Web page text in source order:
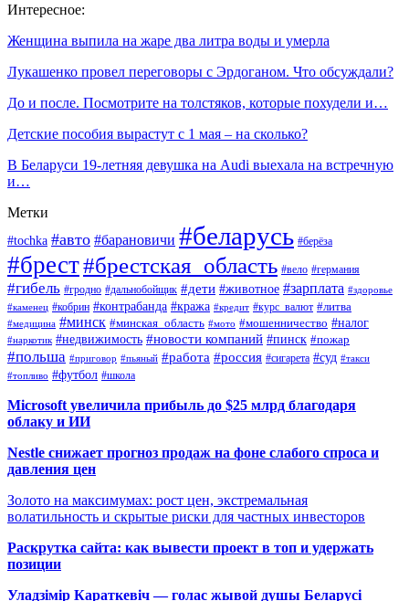
Интересное:
Женщина выпила на жаре два литра воды и умерла
Лукашенко провел переговоры с Эрдоганом. Что обсуждали?
До и после. Посмотрите на толстяков, которые похудели и…
Детские пособия вырастут с 1 мая – на сколько?
В Беларуси 19-летняя девушка на Audi выехала на встречную
и…
Метки
#tochka #авто #барановичи #беларусь #берёза
#брест#брестская_область #вело #германия
#гибель #гродно #дальнобойщик #дети #животное #зарплата #здоровье
#каменец #кобрин #контрабанда #кража #кредит #курс_валют #литва
#медицина #минск #минская_область #мото #мошенничество #налог
#наркотик #недвижимость #новости компаний #пинск #пожар
#польша #приговор #пьяный #работа #россия #сигарета #суд #такси
#топливо #футбол #школа
Microsoft увеличила прибыль до $25 млрд благодаря
облаку и ИИ
Nestle снижает прогноз продаж на фоне слабого спроса и
давления цен
Золото на максимумах: рост цен, экстремальная
волатильность и скрытые риски для частных инвесторов
Раскрутка сайта: как вывести проект в топ и удержать
позиции
Уладзімір Караткевіч — голас жывой душы Беларусі